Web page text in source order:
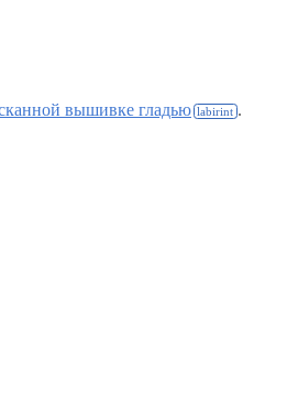
вышивке гладью .